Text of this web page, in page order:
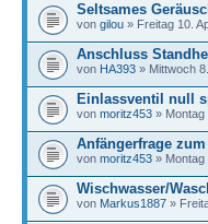
Seltsames
von gilou » Freitag 10.
Anschluss
von HA393 » Mittwoch
Einlassventil null
von moritz453 » Montag
Anfängerfrage
von moritz453 » Montag
Wischwasser/
von Markus1887 »